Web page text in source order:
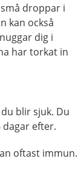
droppar i
kan också
dig i
har torkat in
blir sjuk. Du
efter.
oftast immun.